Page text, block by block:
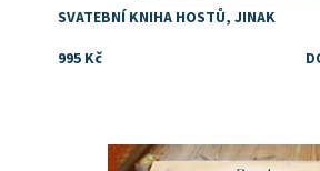
SVATEBNÍ KNIHA HOSTŮ, JINAK
995 Kč